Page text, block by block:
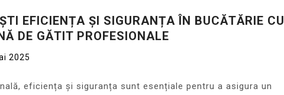
EFICIENȚA ȘI SIGURANȚA ÎN BUCĂTĂRIE CU
DE GĂTIT PROFESIONALE
2025
eficiența și siguranța sunt esențiale pentru a asigura un